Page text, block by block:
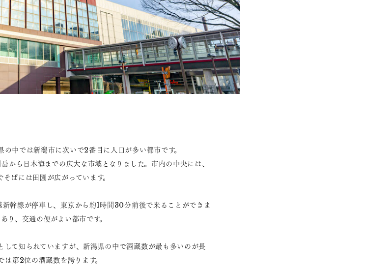
中では新潟市に次いで2番目に人口が多い都市です。
から日本海までの広大な市域となりました。市内の中央には、
ばには田園が広がっています。
幹線が停車し、東京から約1時間30分前後で来ることができま
り、交通の便がよい都市です。
て知られていますが、新潟県の中で酒蔵数が最も多いのが長
第2位の酒蔵数を誇ります。